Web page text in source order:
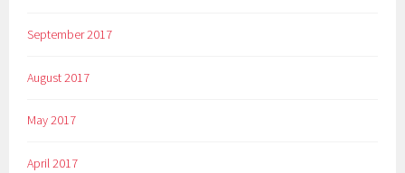
September 2017
August 2017
May 2017
April 2017